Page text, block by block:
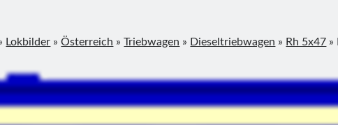
Lokbilder »Österreich »Triebwagen » Dieseltriebwagen » Rh 5x47 »